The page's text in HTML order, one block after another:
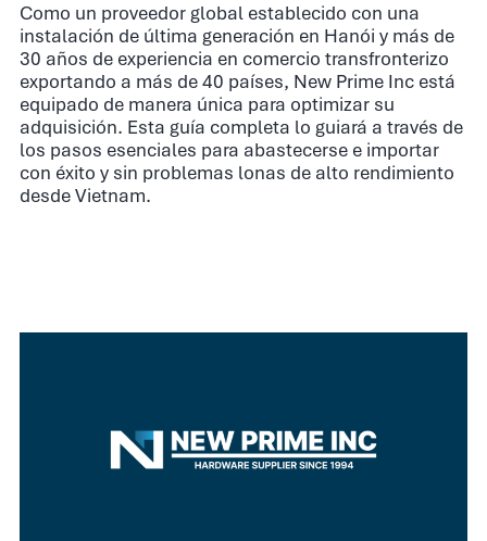
Como un proveedor global establecido con una
instalación de última generación en Hanói y más de
30 años de experiencia en comercio transfronterizo
exportando a más de 40 países, New Prime Inc está
equipado de manera única para optimizar su
adquisición. Esta guía completa lo guiará a través de
los pasos esenciales para abastecerse e importar
con éxito y sin problemas lonas de alto rendimiento
desde Vietnam.